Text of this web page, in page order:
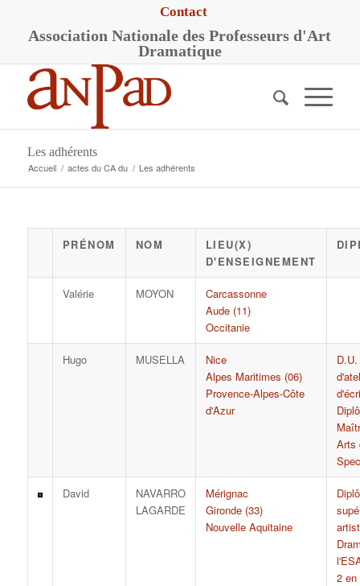
Contact
AssociationNationale desProfesseurs d'Art
Dramatique
Les adhérents
Accueil / actes du CA du / Les adhérents
PRÉNOM NOM
LIEU(X)
D'ENSEIGNEMENT
Valérie MOYON
Carcassonne
Aude (11)
Occitanie
Hugo MUSELLA
Nice
Alpes Maritimes (06)
Provence-Alpes-Côte
d'Azur
Arts
David
NAVARRO
LAGARDE
Mérignac
Gironde (33)
Nouvelle Aquitaine
2